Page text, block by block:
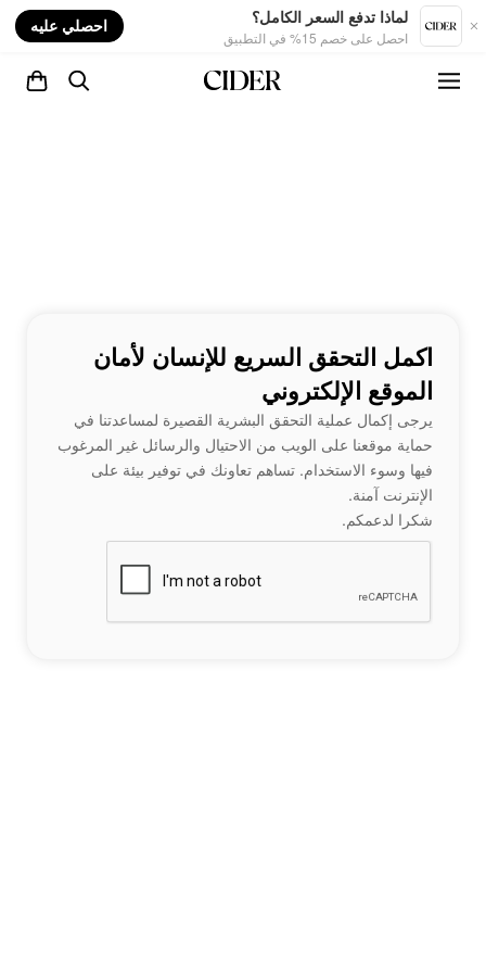
لماذا تدفع السعر الكامل؟
احصل على خصم 15% في التطبيق
احصلي عليه
اكمل التحقق السريع للإنسان لأمان
الموقع الإلكتروني
يرجى إكمال عملية التحقق البشرية القصيرة لمساعدتنا في
حماية موقعنا على الويب من الاحتيال والرسائل غير المرغوب
فيها وسوء الاستخدام. تساهم تعاونك في توفير بيئة على
الإنترنت آمنة.
شكرا لدعمكم.